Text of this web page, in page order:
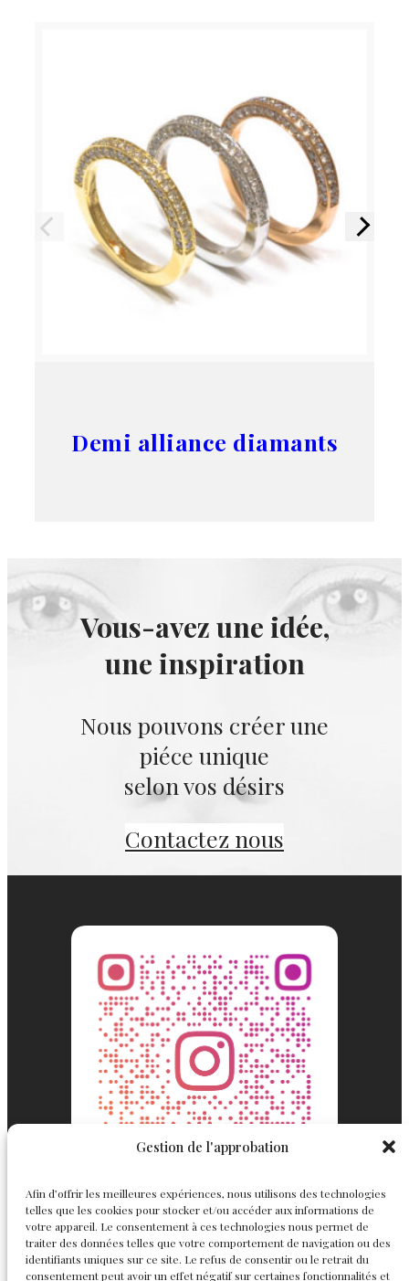
Gestion de l'approbation
Afin d’offrir les meilleures expériences, nous utilisons des technologies
telles que les cookies pour stocker et/ou accéder aux informations de
votre appareil. Le consentement à ces technologies nous permet de
traiter des données telles que votre comportement de navigation ou des
identifiants uniques sur ce site. Le refus de consentir ou le retrait du
consentement peut avoir un effet négatif sur certaines fonctionnalités et
Précédent Suivant
Demi alliance diamants
Vous-avez une idée,
une inspiration
Nous pouvons créer une
piéce unique
selon vos désirs
Contactez nous